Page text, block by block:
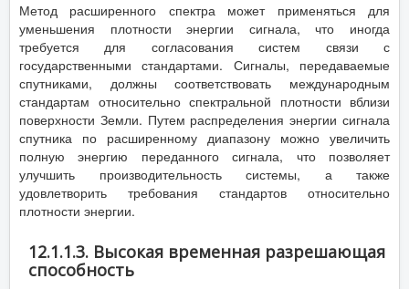
Метод расширенного спектра может применяться для
уменьшения плотности энергии сигнала, что иногда
требуется для согласования систем связи с
государственными стандартами. Сигналы, передаваемые
спутниками, должны соответствовать международным
стандартам относительно спектральной плотности вблизи
поверхности Земли. Путем распределения энергии сигнала
спутника по расширенному диапазону можно увеличить
полную энергию переданного сигнала, что позволяет
улучшить производительность системы, а также
удовлетворить требования стандартов относительно
плотности энергии.
12.1.1.3. Высокая временная разрешающая
способность